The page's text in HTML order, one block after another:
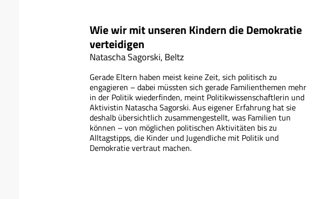
Wie wir mit unseren Kindern die Demokratie
verteidigen
Natascha Sagorski, Beltz
Gerade Eltern haben meist keine Zeit, sich politisch zu
engagieren – dabei müssten sich gerade Familienthemen mehr
in der Politik wiederfinden, meint Politikwissenschaftlerin und
Aktivistin Natascha Sagorski. Aus eigener Erfahrung hat sie
deshalb übersichtlich zusammengestellt, was Familien tun
können – von möglichen politischen Aktivitäten bis zu
Alltagstipps, die Kinder und Jugendliche mit Politik und
Demokratie vertraut machen.